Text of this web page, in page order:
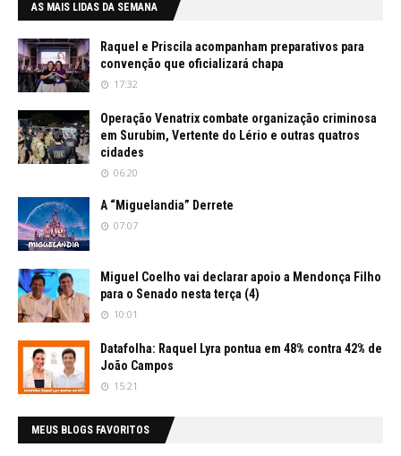
AS MAIS LIDAS DA SEMANA
Raquel e Priscila acompanham preparativos para
convenção que oficializará chapa
17:32
Operação Venatrix combate organização criminosa
em Surubim, Vertente do Lério e outras quatros
cidades
06:20
A “Miguelandia” Derrete
07:07
Miguel Coelho vai declarar apoio a Mendonça Filho
para o Senado nesta terça (4)
10:01
Datafolha: Raquel Lyra pontua em 48% contra 42% de
João Campos
15:21
MEUS BLOGS FAVORITOS